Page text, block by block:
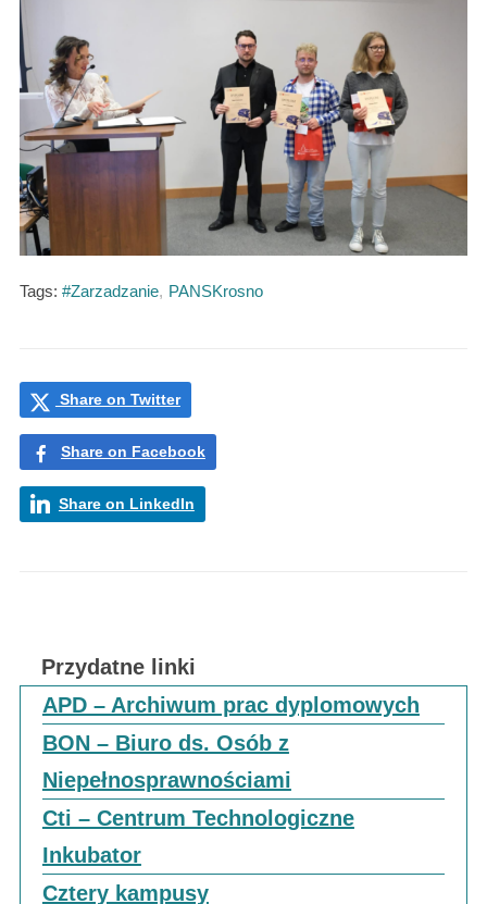
Tags: #Zarzadzanie, PANSKrosno
Share on Twitter
Share on Facebook
Share on LinkedIn
Przydatne linki
APD – Archiwum prac dyplomowych
BON – Biuro ds. Osób z
Niepełnosprawnościami
Cti – Centrum Technologiczne
Inkubator
Cztery kampusy